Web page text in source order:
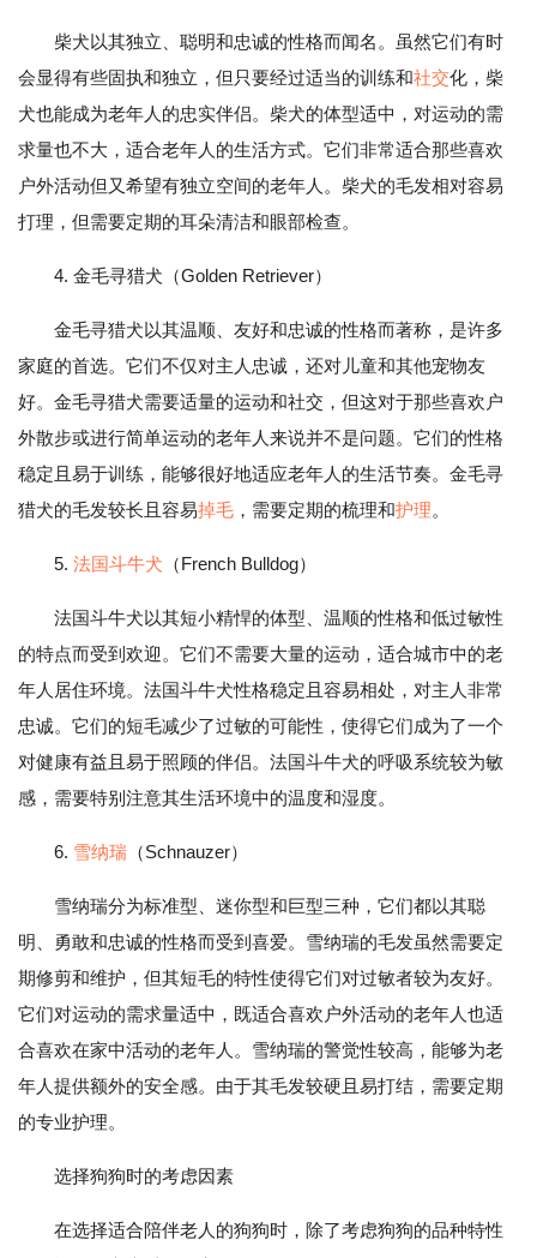
柴犬以其独立、聪明和忠诚的性格而闻名。虽然它们有时
会显得有些固执和独立，但只要经过适当的训练和社交化，柴
犬也能成为老年人的忠实伴侣。柴犬的体型适中，对运动的需
求量也不大，适合老年人的生活方式。它们非常适合那些喜欢
户外活动但又希望有独立空间的老年人。柴犬的毛发相对容易
打理，但需要定期的耳朵清洁和眼部检查。
4. 金毛寻猎犬（Golden Retriever）
金毛寻猎犬以其温顺、友好和忠诚的性格而著称，是许多
家庭的首选。它们不仅对主人忠诚，还对儿童和其他宠物友
好。金毛寻猎犬需要适量的运动和社交，但这对于那些喜欢户
外散步或进行简单运动的老年人来说并不是问题。它们的性格
稳定且易于训练，能够很好地适应老年人的生活节奏。金毛寻
猎犬的毛发较长且容易掉毛 ，需要定期的梳理和护理。
5. 法国斗牛犬 （French Bulldog）
法国斗牛犬以其短小精悍的体型、温顺的性格和低过敏性
的特点而受到欢迎。它们不需要大量的运动，适合城市中的老
年人居住环境。法国斗牛犬性格稳定且容易相处，对主人非常
忠诚。它们的短毛减少了过敏的可能性，使得它们成为了一个
对健康有益且易于照顾的伴侣。法国斗牛犬的呼吸系统较为敏
感，需要特别注意其生活环境中的温度和湿度。
6. 雪纳瑞 （Schnauzer）
雪纳瑞分为标准型、迷你型和巨型三种，它们都以其聪
明、勇敢和忠诚的性格而受到喜爱。雪纳瑞的毛发虽然需要定
期修剪和维护，但其短毛的特性使得它们对过敏者较为友好。
它们对运动的需求量适中，既适合喜欢户外活动的老年人也适
合喜欢在家中活动的老年人。雪纳瑞的警觉性较高，能够为老
年人提供额外的安全感。由于其毛发较硬且易打结，需要定期
的专业护理。
选择狗狗时的考虑因素
在选择适合陪伴老人的狗狗时，除了考虑狗狗的品种特性